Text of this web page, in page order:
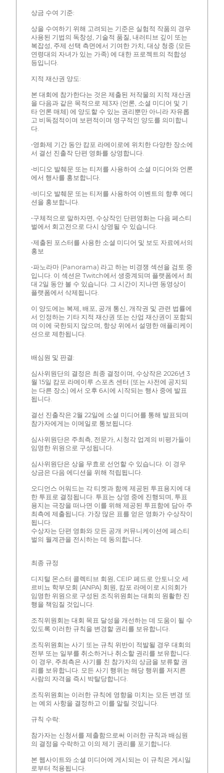
상금 수여 기준:
상을 수여하기 위해 고려되는 기준은 실험적 작품의 경우
사용된 기법의 독창성, 기술적 품질, 내러티브 깊이 또는
복잡성, 주제 선택 측면에서 기여한 가치, 대상 청중 (모든
연령대의 자녀가 있는 가족) 에 대한 프로젝트의 적합성
등입니다.
지적 재산권 양도:
본 대회에 참가한다는 것은 제출된 저작물의 지적 재산권
을 다음과 같은 목적으로 제3자 (언론, 소셜 미디어 및 기
타 언론 매체) 에 양도할 수 있는 권리뿐만 아니라 자유롭
고 비독점적이며 보편적이며 영구적인 양도를 의미합니
다.
•영화제 기간 동안 캄포 라메이로에 위치한 다양한 장소에
서 결선 진출작 단편 영화를 상영합니다.
•비디오 발췌문 또는 티저를 사용하여 소셜 미디어와 언론
에서 행사를 홍보합니다.
•비디오 발췌문 또는 티저를 사용하여 이벤트의 향후 에디
션을 홍보합니다.
•구체적으로 말하자면, 수상작인 단편영화는 다음 페스티
벌에서 회고전으로 다시 상영될 수 있습니다.
•제출된 포스터를 사용한 소셜 미디어 및 보도 자료에서의
홍보
•파노라마 (Panorama) 라고 하는 비경쟁 섹션을 검토 중
입니다. 이 섹션은 Twitch에서 생중계되며 플랫폼에서 최
대 2일 동안 볼 수 있습니다. 그 시간이 지나면 동영상이
플랫폼에서 삭제됩니다.
이 양도에는 복제, 배포, 공개 통신, 개작권 및 관련 법률에
서 인정하는 기타 지적 재산권 또는 산업 재산권이 포함되
며 이에 국한되지 않으며, 항상 위에서 설명한 애플리케이
션으로 제한됩니다.
배심원 및 판결:
심사위원단의 결정은 최종 결정이며, 수상작은 2026년 3
월 15일 캄포 라메이루 스포츠 센터 (또는 사전에 공지되
는 다른 장소) 에서 오후 6시에 시작되는 행사 중에 발표
됩니다.
결선 진출작은 2월 22일에 소셜 미디어를 통해 발표되며
참가자에게는 이메일로 통보됩니다.
심사위원단은 주최측, 전문가, 시청각 업계의 비평가들이
임명한 위원으로 구성됩니다.
심사위원단은 상을 무효로 선언할 수 있습니다. 이 경우
상금은 다음 에디션을 위해 적립됩니다.
오디언스 어워드는 각 티켓과 함께 제공된 투표용지에 대
한 투표로 결정됩니다. 투표는 상영 중에 진행되며, 투표
용지는 극장을 떠나면 이를 위해 제공된 투표함에 담아 주
최측에 제출됩니다. 가장 많은 표를 얻은 영화가 수상작이
됩니다.
수상자는 단편 영화와 모든 공개 커뮤니케이션에 페스티
벌의 월계관을 전시하는 데 동의합니다.
최종 규정
디지털 몬스터 콜렉티브 회원, CEIP 페드로 안토니오 세
르비뇨 학부모회 (ANPA) 회원, 캄포 라메이로 시의회가
임명한 위원으로 구성된 조직위원회는 대회의 원활한 진
행을 책임질 것입니다.
조직위원회는 대회 목표 달성을 개선하는 데 도움이 될 수
있도록 이러한 규칙을 변경할 권리를 보유합니다.
조직위원회는 사기 또는 규칙 위반이 적발될 경우 대회의
전부 또는 일부를 취소하거나 취소할 권리를 보유합니다.
이 경우, 주최측은 사기를 친 참가자의 상금을 보류할 권
리를 보유합니다. 모든 사기 행위는 해당 행위를 저지른
사람의 자격을 즉시 박탈당합니다.
조직위원회는 이러한 규칙에 영향을 미치는 모든 변경 또
는 예외 사항을 결정하고 이를 알릴 것입니다.
규칙 수락:
참가자는 신청서를 제출함으로써 이러한 규칙과 배심원
의 결정을 수락하고 이의 제기 권리를 포기합니다.
본 웹사이트와 소셜 미디어에 게시되는 이 규칙은 게시일
로부터 적용됩니다.